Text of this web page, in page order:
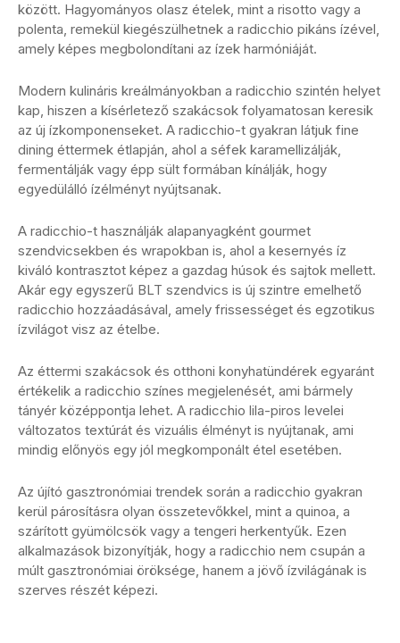
között. Hagyományos olasz ételek, mint a risotto vagy a
polenta, remekül kiegészülhetnek a radicchio pikáns ízével,
amely képes megbolondítani az ízek harmóniáját.
Modern kulináris kreálmányokban a radicchio szintén helyet
kap, hiszen a kísérletező szakácsok folyamatosan keresik
az új ízkomponenseket. A radicchio-t gyakran látjuk fine
dining éttermek étlapján, ahol a séfek karamellizálják,
fermentálják vagy épp sült formában kínálják, hogy
egyedülálló ízélményt nyújtsanak.
A radicchio-t használják alapanyagként gourmet
szendvicsekben és wrapokban is, ahol a kesernyés íz
kiváló kontrasztot képez a gazdag húsok és sajtok mellett.
Akár egy egyszerű BLT szendvics is új szintre emelhető
radicchio hozzáadásával, amely frissességet és egzotikus
ízvilágot visz az ételbe.
Az éttermi szakácsok és otthoni konyhatündérek egyaránt
értékelik a radicchio színes megjelenését, ami bármely
tányér középpontja lehet. A radicchio lila-piros levelei
változatos textúrát és vizuális élményt is nyújtanak, ami
mindig előnyös egy jól megkomponált étel esetében.
Az újító gasztronómiai trendek során a radicchio gyakran
kerül párosításra olyan összetevőkkel, mint a quinoa, a
szárított gyümölcsök vagy a tengeri herkentyűk. Ezen
alkalmazások bizonyítják, hogy a radicchio nem csupán a
múlt gasztronómiai öröksége, hanem a jövő ízvilágának is
szerves részét képezi.